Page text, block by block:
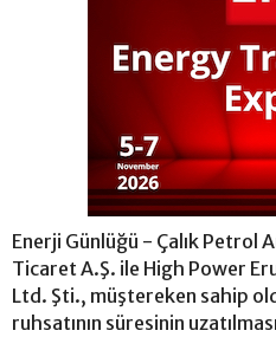
Enerji Günlüğü - Çalık Petrol
Ticaret A.Ş. ile High Power
Ltd. Şti., müştereken sahip
ruhsatının süresinin